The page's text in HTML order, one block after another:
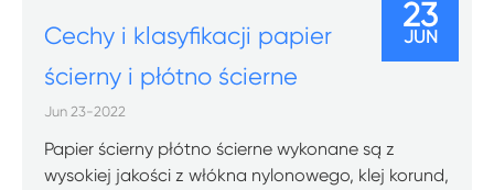
Cechy i klasyfikacji papier
ścierny i płótno ścierne
Jun 23-2022
Papier ścierny płótno ścierne wykonane są z
wysokiej jakości z włókna nylonowego, klej korund,
23
JUN